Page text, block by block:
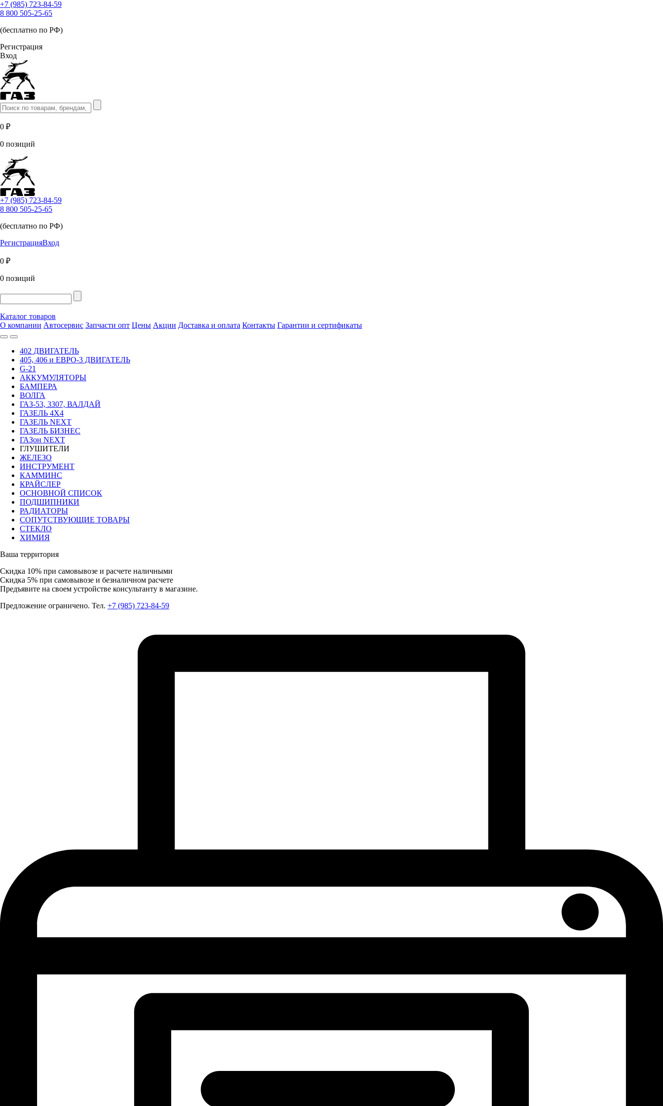
+7 (985) 723-84-59
8 800 505-25-65
(бесплатно по РФ)
Регистрация
Вход
0 ₽
0 позиций
+7 (985) 723-84-59
8 800 505-25-65
(бесплатно по РФ)
РегистрацияВход
0 ₽
0 позиций
Каталог товаров
О компании Автосервис Запчасти опт Цены Акции Доставка и оплата Контакты Гарантии и сертификаты
402 ДВИГАТЕЛЬ
405, 406 и ЕВРО-3 ДВИГАТЕЛЬ
G-21
АККУМУЛЯТОРЫ
БАМПЕРА
ВОЛГА
ГАЗ-53, 3307, ВАЛДАЙ
ГАЗЕЛЬ 4Х4
ГАЗЕЛЬ NEXT
ГАЗЕЛЬ БИЗНЕС
ГАЗон NEXT
ГЛУШИТЕЛИ
ЖЕЛЕЗО
ИНСТРУМЕНТ
КАММИНС
КРАЙСЛЕР
ОСНОВНОЙ СПИСОК
ПОДШИПНИКИ
РАДИАТОРЫ
СОПУТСТВУЮЩИЕ ТОВАРЫ
СТЕКЛО
ХИМИЯ
Ваша территория
Скидка 10% при самовывозе и расчете наличными
Скидка 5% при самовывозе и безналичном расчете
Предъявите на своем устройстве консультанту в магазине.
Предложение ограничено. Тел. +7 (985) 723-84-59